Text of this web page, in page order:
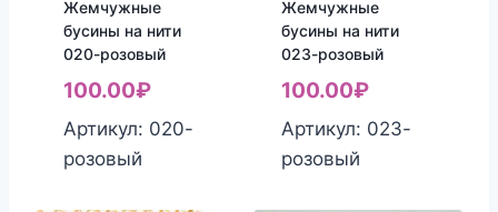
Жемчужные
бусины на нити
020-розовый
100.00₽
Артикул: 020-
розовый
Жемчужные
бусины на нити
023-розовый
100.00₽
Артикул: 023-
розовый